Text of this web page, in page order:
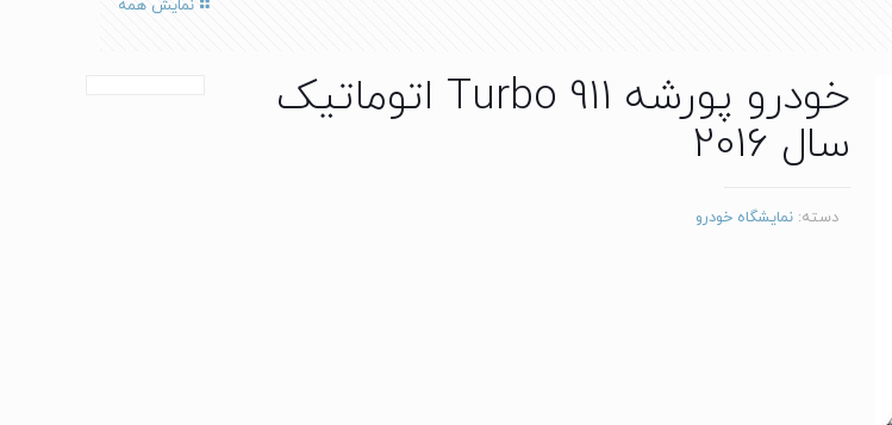
نمایش همه
خودرو پورشه 911 Turbo اتوماتیک
سال 2016
دسته:نمایشگاه خودرو